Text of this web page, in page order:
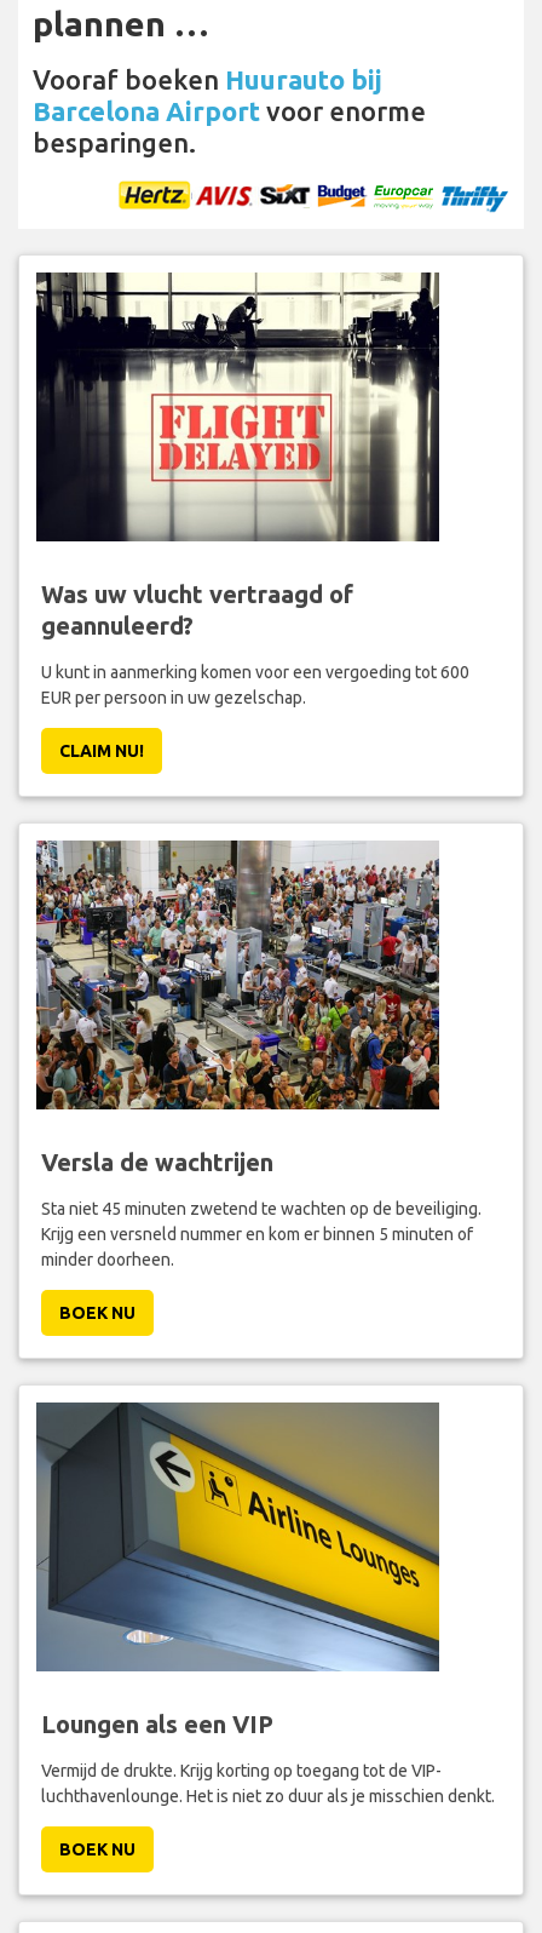
plannen …
Vooraf boeken Huurauto bij
Barcelona Airport voor enorme
besparingen.
Was uw vlucht vertraagd of
geannuleerd?
U kunt in aanmerking komen voor een vergoeding tot 600
EUR per persoon in uw gezelschap.
CLAIM NU!
Versla de wachtrijen
Sta niet 45 minuten zwetend te wachten op de beveiliging.
Krijg een versneld nummer en kom er binnen 5 minuten of
minder doorheen.
BOEK NU
Loungen als een VIP
Vermijd de drukte. Krijg korting op toegang tot de VIP-
luchthavenlounge. Het is niet zo duur als je misschien denkt.
BOEK NU